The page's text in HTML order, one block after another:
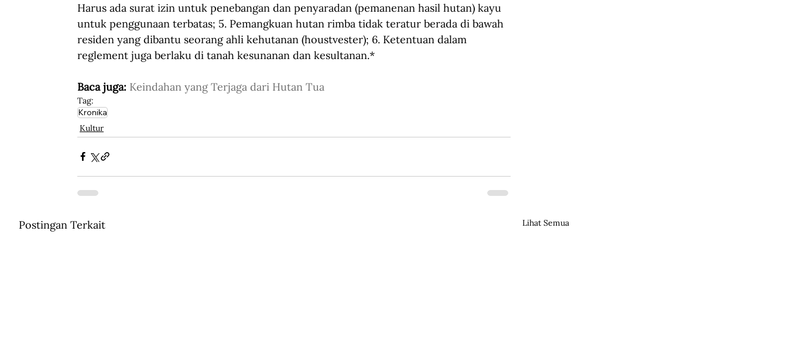
Harus ada surat izin untuk penebangan dan penyaradan (pemanenan hasil hutan) kayu
untuk penggunaan terbatas; 5. Pemangkuan hutan rimba tidak teratur berada di bawah
residen yang dibantu seorang ahli kehutanan (houstvester); 6. Ketentuan dalam
reglement juga berlaku di tanah kesunanan dan kesultanan.*
Baca juga: Keindahan yang Terjaga dari Hutan Tua
Tag:
Kronika
Kultur
Postingan Terkait Lihat Semua